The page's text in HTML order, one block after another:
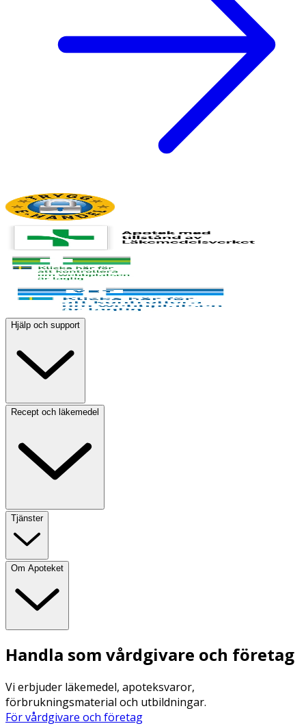
Hjälp och support
Recept och läkemedel
Tjänster
Om Apoteket
Handla som vårdgivare och företag
Vi erbjuder läkemedel, apoteksvaror,
förbrukningsmaterial och utbildningar.
För vårdgivare och företag